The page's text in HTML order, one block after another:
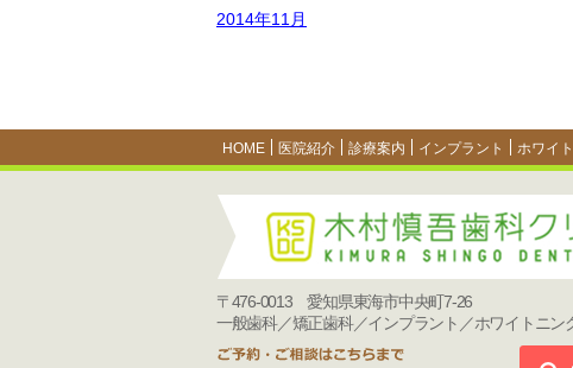
2014年11月
HOME 医院紹介 診療案内 インプラント ホワイ
〒476-0013 愛知県東海市中央町7-26
一般歯科／矯正歯科／インプラント／ホワイトニン